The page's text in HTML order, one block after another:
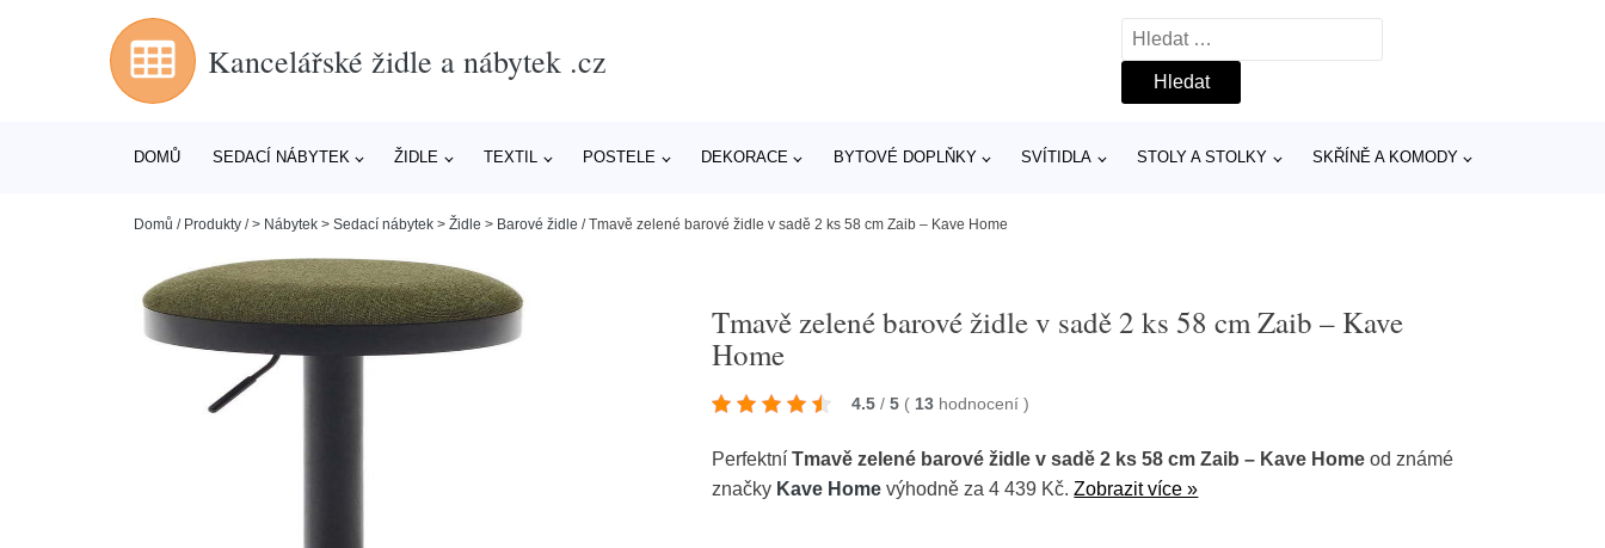
Kancelářské židle a nábytek .cz
Vyhledávání
DOMŮ SEDACÍ NÁBYTEK ŽIDLE TEXTIL POSTELE DEKORACE BYTOVÉ DOPLŇKY SVÍTIDLA STOLY A STOLKY SKŘÍNĚ A KOMODY
Domů / Produkty /> Nábytek > Sedací nábytek > Židle > Barové židle /Tmavě zelené barové židle v sadě 2 ks 58 cm Zaib – Kave Home
Tmavě zelené barové židle v sadě 2 ks 58 cm Zaib – Kave
Home
4.5 / 5 ( 13 hodnocení)
PerfektníTmavě zelené barové židle v sadě 2 ks 58 cm Zaib – Kave Home od známé
značky Kave Home výhodně za 4 439 Kč.Zobrazit více »